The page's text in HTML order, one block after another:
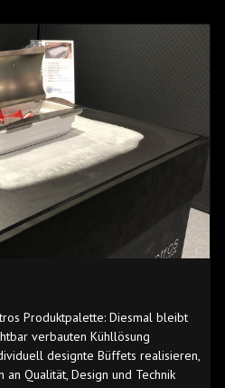
Produktpalette: Diesmal bleibt
verbauten Kühllösung
designte Büffets realisieren,
Qualität, Design und Technik